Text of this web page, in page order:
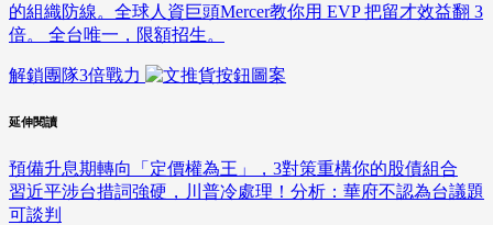
的組織防線。全球人資巨頭Mercer教你用 EVP 把留才效益翻 3
倍。 全台唯一，限額招生。
解鎖團隊3倍戰力
延伸閱讀
預備升息期轉向「定價權為王」，3對策重構你的股債組合
習近平涉台措詞強硬，川普冷處理！分析：華府不認為台議題
可談判